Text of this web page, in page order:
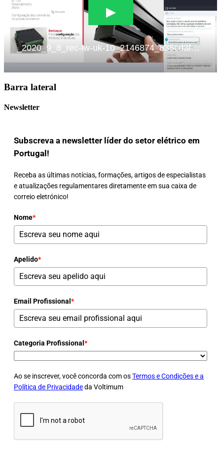
Barra lateral
Newsletter
Subscreva a newsletter líder do setor elétrico em
Portugal!
Receba as últimas notícias, formações, artigos de especialistas
e atualizações regulamentares diretamente em sua caixa de
correio eletrónico!
Nome*
Apelido*
Email Profissional *
Categoria Profissional *
Ao se inscrever, você concorda com osTermos e Condições e a
Política de Privacidadeda Voltimum